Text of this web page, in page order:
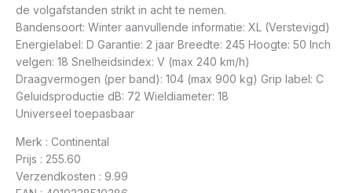
de volgafstanden strikt in acht te nemen.
Bandensoort: Winter aanvullende informatie: XL (Verstevigd)
Energielabel: D Garantie: 2 jaar Breedte: 245 Hoogte: 50 Inch
velgen: 18 Snelheidsindex: V (max 240 km/h)
Draagvermogen (per band): 104 (max 900 kg) Grip label: C
Geluidsproductie dB: 72 Wieldiameter: 18
Universeel toepasbaar
Merk : Continental
Prijs : 255.60
Verzendkosten : 9.99